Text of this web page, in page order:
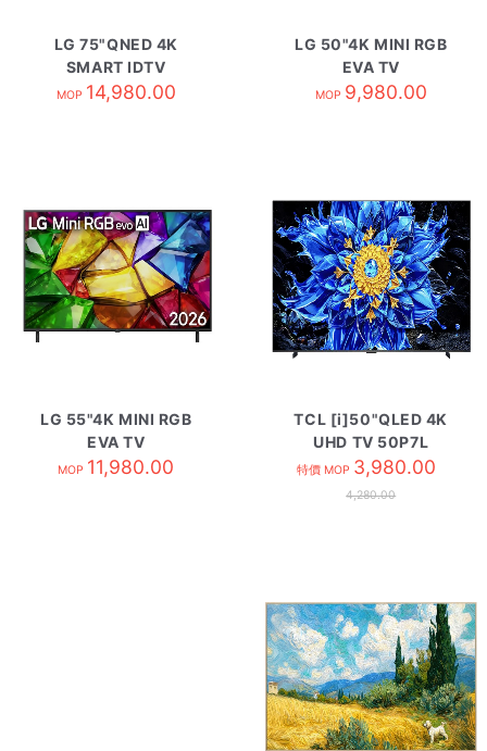
LG 75"QNED 4K
SMART IDTV
75QNED81TCA
MOP 14,980.00
LG 50"4K MINI RGB
EVA TV
50MRG85BCA
MOP 9,980.00
LG 55"4K MINI RGB
EVA TV
55MRG85BCA
MOP 11,980.00
TCL [i]50"QLED 4K
UHD TV 50P7L
特價 MOP 3,980.00
4,280.00